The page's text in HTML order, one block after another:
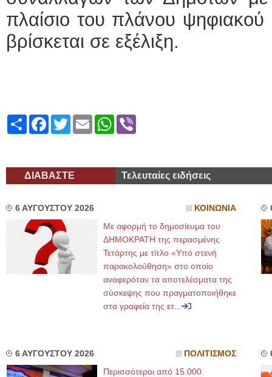
πλαίσιο του πλάνου
βρίσκεται σε εξέλιξη.
ShareFacebook
TwitterEmailWhatsApp
ΔΙΑΒΑΣΤΕ Τελευταίες ειδήσεις
6 ΑΥΓΟΥΣΤΟΥ 2026 ΚΟΙΝΩΝΙΑ
Με αφορμή το δημοσίευμα του
ΔΗΜΟΚΡΑΤΗ της περασμένης
Τετάρτης με τίτλο «Υπό στενή
παρακολούθηση» στο οποίο
αναφερόταν τα αποτελέσματα της
σύσκεψης που πραγματοποιήθηκε
στα γραφεία της ετ...
6 ΑΥΓΟΥΣΤΟΥ 2026 ΠΟΛΙΤΙΣΜΟΣ
Περισσότεροι από 15.000